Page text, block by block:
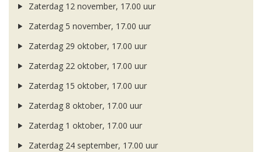
Zaterdag 12 november, 17.00 uur
Zaterdag 5 november, 17.00 uur
Zaterdag 29 oktober, 17.00 uur
Zaterdag 22 oktober, 17.00 uur
Zaterdag 15 oktober, 17.00 uur
Zaterdag 8 oktober, 17.00 uur
Zaterdag 1 oktober, 17.00 uur
Zaterdag 24 september, 17.00 uur